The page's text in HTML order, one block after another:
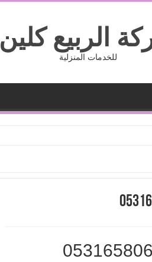
الربيع كلين
للخدمات المنزلية